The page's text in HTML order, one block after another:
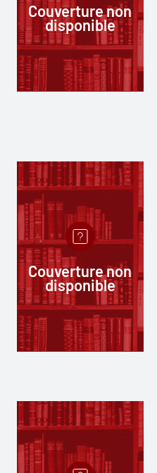
Couverture non
disponible
Couverture non
disponible